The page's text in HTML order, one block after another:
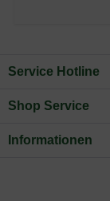
Service Hotline
Shop Service
Informationen